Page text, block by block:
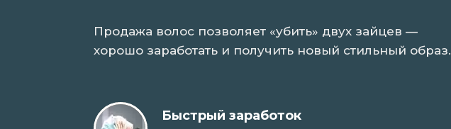
Продажа волос позволяет «убить» двух зайцев —
хорошо заработать и получить новый стильный образ.
Быстрый заработок